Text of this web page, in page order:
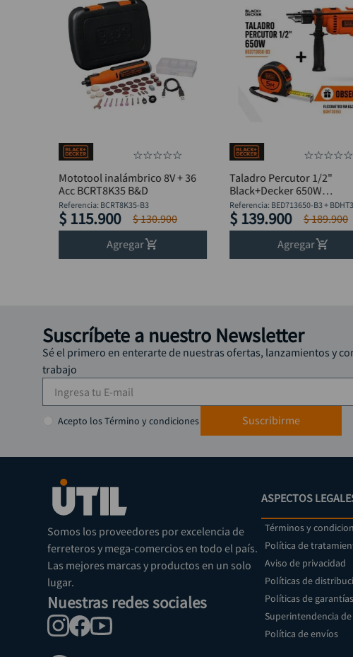
☆☆☆☆☆
Mototool inalámbrico 8V + 36
Acc BCRT8K35 B&D
Referencia: BCRT8K35-B3
$ 115.900 $130.900
Agregar
☆☆☆☆☆
Taladro Percutor 1/2"
Black+Decker 650W
BED713650-B3 +
Referencia: BED713650-B3 +
$ 139.900 $189.900
Agregar
Suscríbete a nuestro Newsletter
Sé el primero en enterarte de nuestras ofertas, lanzamientos y
trabajo
Acepto los Término y condiciones Suscribirme
Somos los proveedores por excelencia de
ferreteros y mega-comercios en todo el país.
Las mejores marcas y productos en un solo
lugar.
Nuestras redes sociales
ASPECTOS
Términos y
Política de
Aviso de privacidad
Políticas de
Políticas de
Superintendencia
Política de envíos